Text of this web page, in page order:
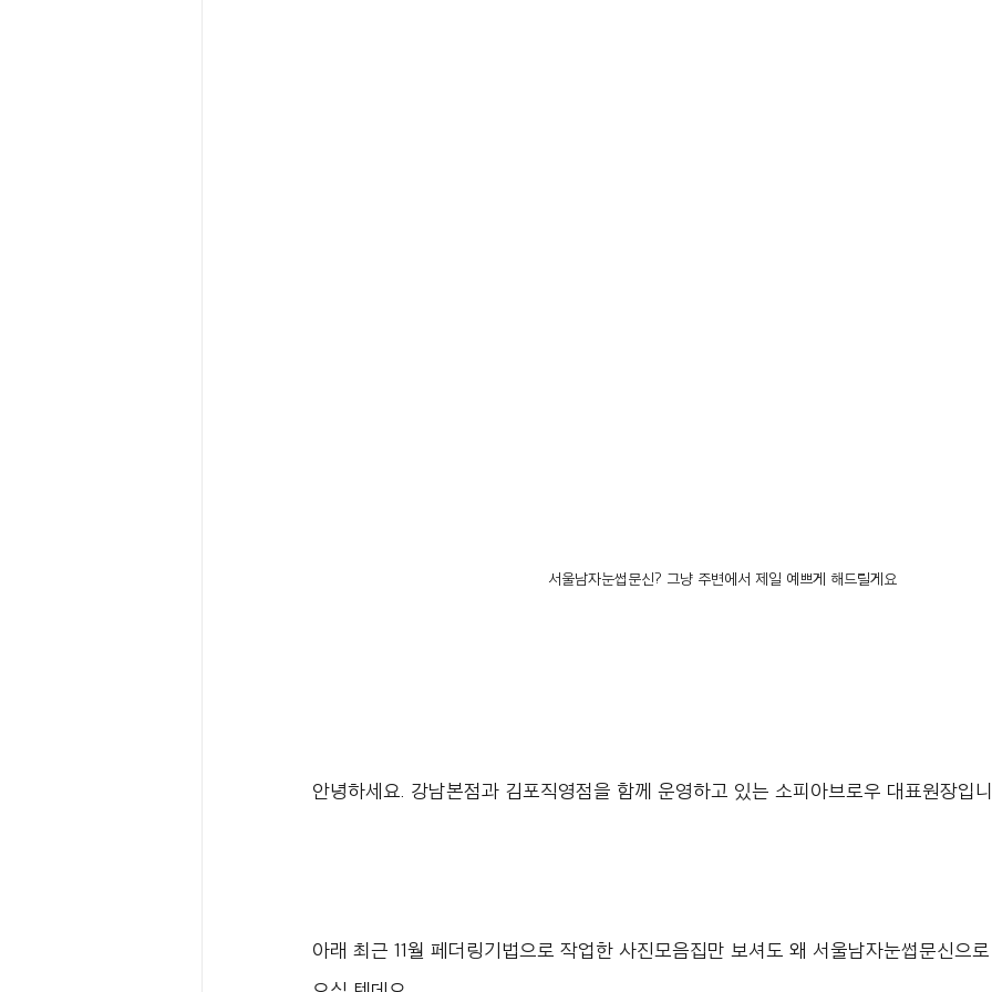
서울남자눈썹문신? 그냥 주변에서 제일 예쁘게 해드릴게요
안녕하세요. 강남본점과 김포직영점을 함께 운영하고 있는 소피아브로우 대표원장입니
아래 최근 11월 페더링기법으로 작업한 사진모음집만 보셔도 왜 서울남자눈썹문신으